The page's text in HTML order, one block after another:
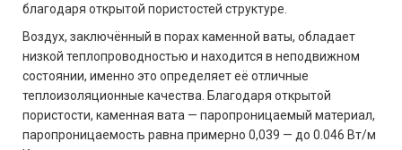
благодаря открытой пористостей структуре.
Воздух, заключённый в порах каменной ваты, обладает
низкой теплопроводностью и находится в неподвижном
состоянии, именно это определяет её отличные
теплоизоляционные качества. Благодаря открытой
пористости, каменная вата — паропроницаемый материал,
паропроницаемость равна примерно 0,039 — до 0.046 Вт/м